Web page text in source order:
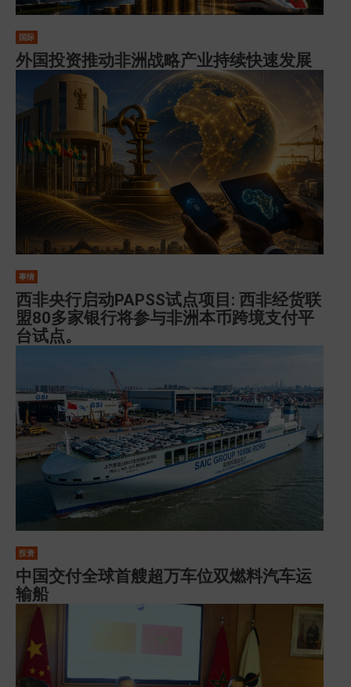
国际
外国投资推动非洲战略产业持续快速发展
事情
西非央行启动PAPSS试点项目: 西非经货联
盟80多家银行将参与非洲本币跨境支付平
台试点。
投资
中国交付全球首艘超万车位双燃料汽车运
输船